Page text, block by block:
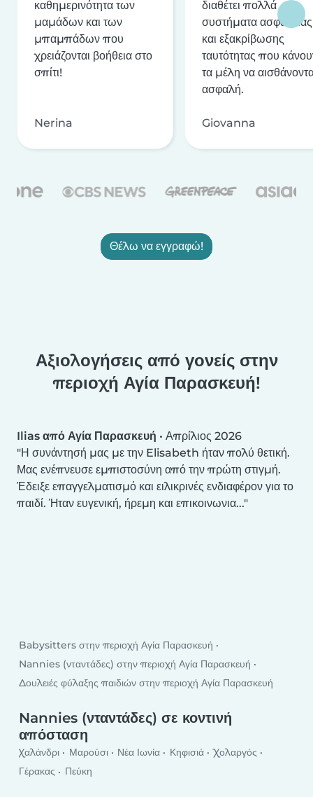
καθημερινότητα των
μαμάδων και των
μπαμπάδων που
χρειάζονται βοήθεια στο
σπίτι!
Nerina
διαθέτει πολλά
συστήματα ασφαλείας
και εξακρίβωσης
ταυτότητας που
τα μέλη να
ασφαλή.
Giovanna
Θέλω να εγγραφώ!
Αξιολογήσεις από γονείς στην
περιοχή Αγία Παρασκευή!
Ilias από Αγία Παρασκευή • Απρίλιος 2026
Η συνάντησή μας με την Elisabeth ήταν πολύ θετική.
Μας ενέπνευσε εμπιστοσύνη από την πρώτη στιγμή.
Έδειξε επαγγελματισμό και ειλικρινές ενδιαφέρον για το
παιδί. Ήταν ευγενική, ήρεμη και επικοινωνια...
Babysitters στην περιοχή Αγία Παρασκευή
Nannies (νταντάδες) στην περιοχή Αγία Παρασκευή
Δουλειές φύλαξης παιδιών στην περιοχή Αγία Παρασκευή
Nannies (νταντάδες) σε κοντινή
απόσταση
Χαλάνδρι Μαρούσι Νέα Ιωνία Κηφισιά
Χολαργός
Γέρακας
Πεύκη